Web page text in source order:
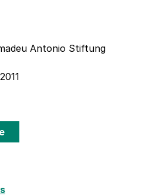
Antonio Stiftung
2011